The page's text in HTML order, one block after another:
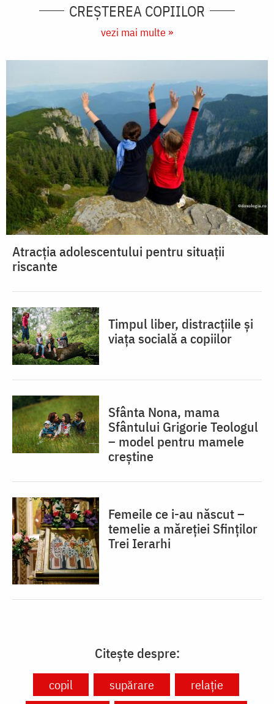
CREŞTEREA COPIILOR
vezi mai multe »
Atracția adolescentului pentru situații
riscante
Timpul liber, distracțiile și
viața socială a copiilor
Sfânta Nona, mama
Sfântului Grigorie Teologul
– model pentru mamele
creștine
Femeile ce i-au născut –
temelie a măreției Sfinților
Trei Ierarhi
Citește despre:
copil supărare
relație